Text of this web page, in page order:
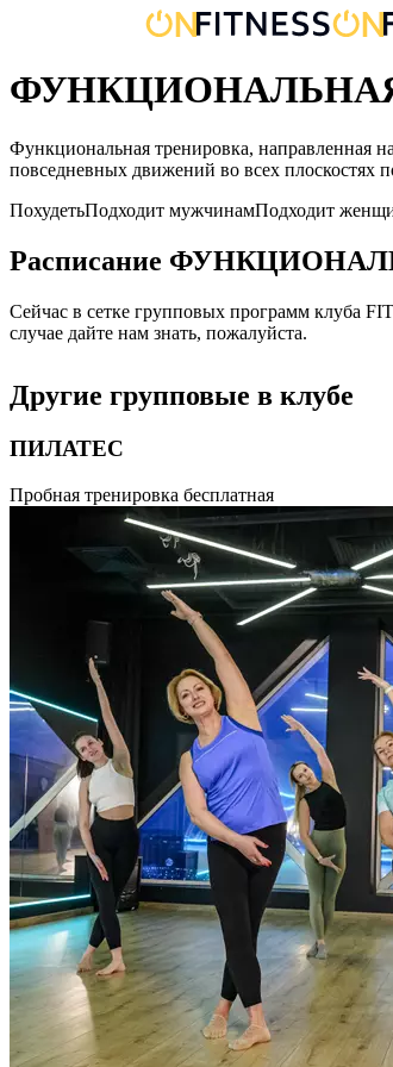
ФУНКЦИОНАЛЬНАЯ
Функциональная тренировка, направленная
повседневных движений во всех плоскостях
ПохудетьПодходит мужчинамПодходит
Расписание
Сейчас в сетке групповых программ клуба
случае дайте нам знать, пожалуйста.
Другие групповые в клубе
ПИЛАТЕС
Система физических упражнений (фитнеса),
спины, ног, живота, рук, шеи. Комплексы
гибкости суставов и позвоночника. На
и эмоциональное состояние.
Пробная тренировка бесплатная